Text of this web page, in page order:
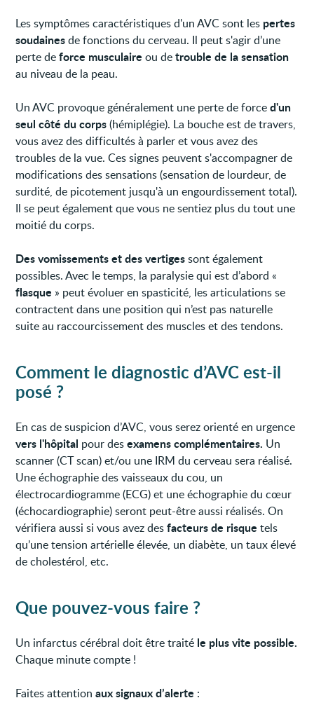
Les symptômes caractéristiques d'un AVC sont les pertes
soudainesde fonctions du cerveau. Il peut s'agir d’une
perte deforce musculaire ou detrouble de la sensation
au niveau de la peau.
Un AVC provoque généralement une perte de forced'un
seul côté du corps(hémiplégie). La bouche est de travers,
vous avez des difficultés à parler et vous avez des
troubles de la vue. Ces signes peuvent s'accompagner de
modifications des sensations (sensation de lourdeur, de
surdité, de picotement jusqu'à un engourdissement total).
Il se peut également que vous ne sentiez plus du tout une
moitié du corps.
Des vomissements et des vertigessont également
possibles. Avec le temps, la paralysie qui est d’abord «
flasque » peut évoluer en spasticité, les articulations se
contractent dans une position qui n’est pas naturelle
suite au raccourcissement des muscles et des tendons.
Comment le diagnostic d’AVC est-il
posé ?
En cas de suspicion d’AVC, vous serez orienté en urgence
vers l'hôpital pour desexamens complémentaires. Un
scanner (CT scan) et/ou une IRM du cerveau sera réalisé.
Une échographie des vaisseaux du cou, un
électrocardiogramme (ECG) et une échographie du cœur
(échocardiographie) seront peut-être aussi réalisés. On
vérifiera aussi si vous avez desfacteurs de risque tels
qu’une tension artérielle élevée, un diabète, un taux élevé
de cholestérol, etc.
Que pouvez-vous faire ?
Un infarctus cérébral doit être traité le plus vite possible.
Chaque minute compte !
Faites attentionaux signaux d’alerte :